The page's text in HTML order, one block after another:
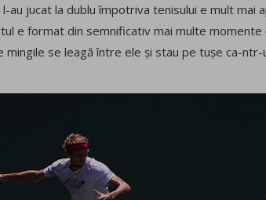
au jucat la dublu împotriva tenisului e mult mai
e format din semnificativ mai multe
se leagă între ele și stau pe tușe ca-ntr-